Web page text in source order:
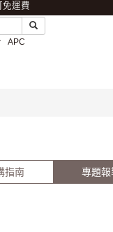
免運費
APC
指南 專題報